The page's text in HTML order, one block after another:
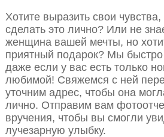
Хотите выразить свои чувства,
сделать это лично? Или не
женщина вашей мечты, но
приятный подарок? Мы быстро
даже если у вас есть только
любимой! Свяжемся с ней
уточним адрес, чтобы она
лично. Отправим вам
вручения, чтобы вы смогли
лучезарную улыбку.